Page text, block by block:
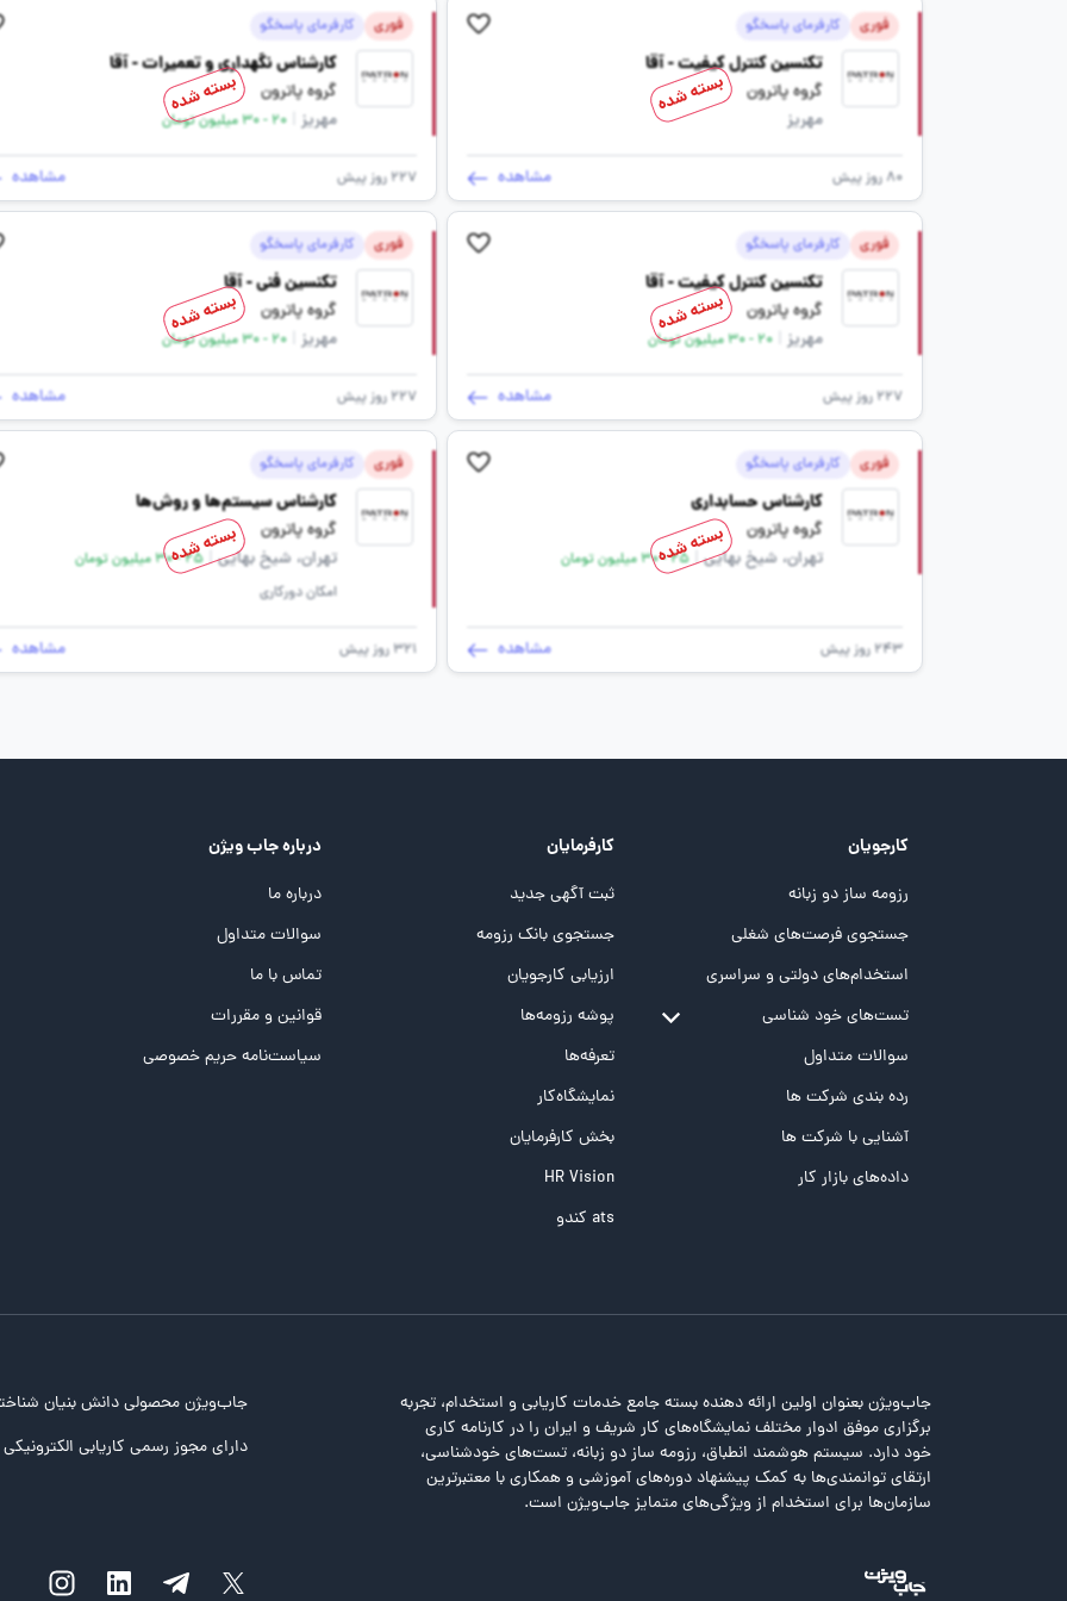
فوری کارفرمای پاسخگو
تکنسین کنترل کیفیت - آقا
گروه پاترون
مهریز
80 روز پیش مشاهده
بسته شده
فوری کارفرمای پاسخگو
کارشناس نگهداری و تعمیرات - آقا
گروه پاترون
مهریز
20 - 30 میلیون تومان
227 روز پیش مشاهده
بسته شده
فوری کارفرمای پاسخگو
تکنسین کنترل کیفیت - آقا
گروه پاترون
مهریز
20 - 30 میلیون تومان
227 روز پیش مشاهده
بسته شده
فوری کارفرمای پاسخگو
تکنسین فنی - آقا
گروه پاترون
مهریز
20 - 30 میلیون تومان
227 روز پیش مشاهده
بسته شده
فوری کارفرمای پاسخگو
کارشناس حسابداری
گروه پاترون
تهران، شیخ بهایی| 25 - 30 میلیون تومان
243 روز پیش مشاهده
بسته شده
فوری کارفرمای پاسخگو
کارشناس سیستم‌ها و روش‌ها
گروه پاترون
تهران، شیخ بهایی| 25 - 30 میلیون تومان
امکان دورکاری
321 روز پیش مشاهده
بسته شده
کارجویان
رزومه ساز دو زبانه
جستجوی فرصت‌های شغلی
استخدام‌های دولتی و سراسری
تست‌های خود شناسی
تست MBTI
تست تیپ سنجی شغلی Holland
تست NEO
تست هوش های چندگانه
سوالات متداول
رده بندی شرکت ها
آشنایی با شرکت ها
داده‌های بازار کار
کارفرمایان
ثبت آگهی جدید
جستجوی بانک رزومه
ارزیابی کارجویان
پوشه‌‌ رزومه‌ها
تعرفه‌ها
نمایشگاه‌کار
بخش کارفرمایان
HR Vision
ats کندو
درباره جاب ویژن
درباره ما
سوالات متداول
تماس با ما
قوانین و مقررات
سیاست‌نامه حریم خصوصی
جاب‌ویژن بعنوان اولین ارائه دهنده بسته جامع خدمات کاریابی و استخدام، تجربه
برگزاری موفق ادوار مختلف نمایشگاه‌های کار شریف و ایران را در کارنامه کاری
خود دارد. سیستم هوشمند انطباق، رزومه ساز دو زبانه، تست‌های خودشناسی،
ارتقای توانمندی‌ها به کمک پیشنهاد دوره‌های آموزشی و همکاری با معتبرترین
سازمان‌ها برای استخدام از ویژگی‌های متمایز جاب‌ویژن است.
جاب‌ویژن محصولی دانش بنیان
دارای مجوز رسمی کاریابی